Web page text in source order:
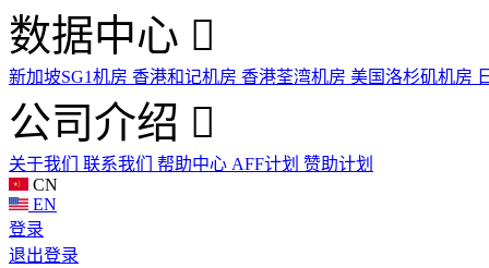
数据中心
新加坡SG1机房 香港和记机房 香港荃湾机房 美国洛杉矶机房
公司介绍
关于我们 联系我们 帮助中心 AFF计划 赞助计划
CN
EN
登录
退出登录